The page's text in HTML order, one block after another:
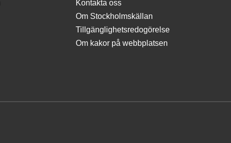
Kontakta oss
Om Stockholmskällan
Tillgänglighetsredogörelse
Om kakor på webbplatsen